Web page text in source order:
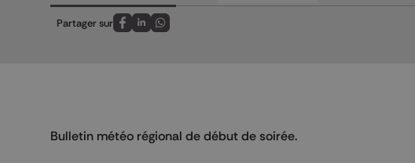
Partager sur
Partagez sur FaceBook
Partagez sur LinkedIn
Partagez sur Whatsapp
Bulletin météo régional de début de soirée.